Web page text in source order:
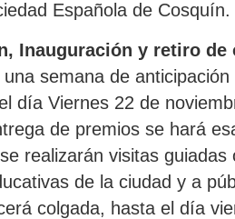
Española de Cosquín.
Inauguración y retiro de
semana de
día Viernes 22 de
de premios se hará
realizarán visitas guiadas
de la ciudad y a
colgada, hasta el día